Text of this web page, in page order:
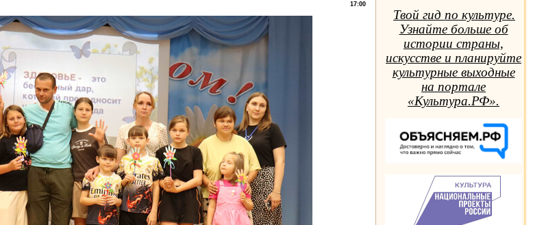
17:00
Твой гид по культуре.
Узнайте больше об
истории страны,
искусстве и планируйте
культурные выходные
на портале
«Культура.РФ».